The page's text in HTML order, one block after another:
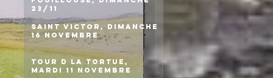
23/11
Saint Victor, dimanche
16 novembre
Tour d la Tortue,
mardi 11 novembre